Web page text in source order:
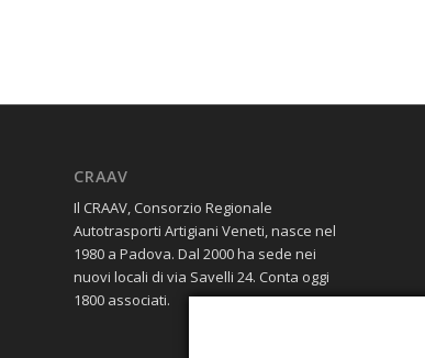
CRAAV
Il CRAAV, Consorzio Regionale
Autotrasporti Artigiani Veneti, nasce nel
1980 a Padova. Dal 2000 ha sede nei
nuovi locali di via Savelli 24. Conta oggi
1800 associati.